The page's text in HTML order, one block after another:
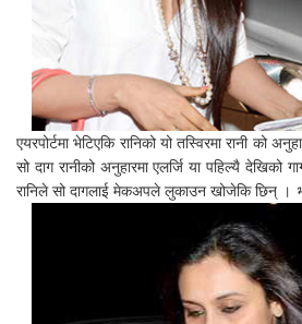
एयरपोर्टमा भेटिएकि रानिको यो तस्विरमा रानी को
सो दाग रानीको अनुहारमा एलर्जि या पहिल्यै देखिको
रानिले सो दागलाई मेकअपले लुकाउन खोजेकि छिन् ।